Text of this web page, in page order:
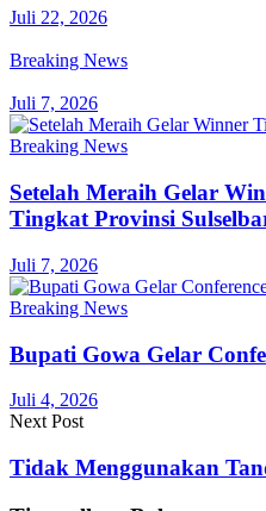
Juli 22, 2026
Breaking News
Juli 7, 2026
Breaking News
Setelah Meraih Gelar
Tingkat Provinsi
Juli 7, 2026
Breaking News
Bupati Gowa Gelar
Juli 4, 2026
Next Post
Tidak Menggunakan